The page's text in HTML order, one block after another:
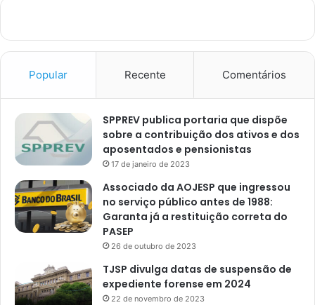
Popular Recente Comentários
SPPREV publica portaria que dispõe
sobre a contribuição dos ativos e dos
aposentados e pensionistas
17 de janeiro de 2023
Associado da AOJESP que ingressou
no serviço público antes de 1988:
Garanta já a restituição correta do
PASEP
26 de outubro de 2023
TJSP divulga datas de suspensão de
expediente forense em 2024
22 de novembro de 2023